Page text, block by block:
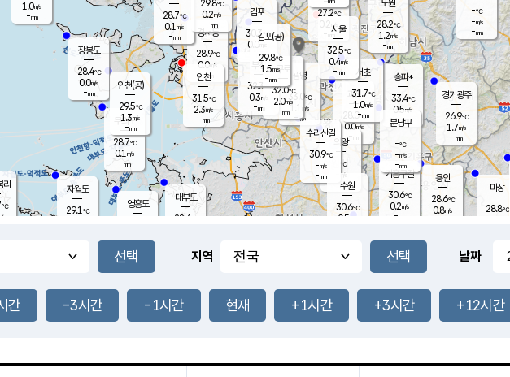
풍도
1.0m/s
무의도
28.7℃
0.1 m/s
-mm
영흥도
1.0m/s
-mm
자월도
29.1℃
과천
28.0℃
0.0m/s
- mm
장봉도
28.4℃
0.0m/s
-mm
-mm
-mm
용인
28.6℃
0.8m/s
경기광주
26.9℃
1.7m/s
-mm
27.7
℃
대부도
28.6
경서동
28.9℃
0.0m/s
-mm
28.7℃
0.1 m/s
-mm
-℃
-m/s
-mm
31.5℃
0.0m/s
-mm
마장
28.8℃
의왕
- ℃
m/s
mm
김포
30.3℃
0.0 m/s
mm
광명
33.0
℃
1.1 m/s
-mm
부천
32.3℃
0.3m/s
-mm
-mm
29.8℃
0.2m/s
-mm
구로
32.0℃
2.0m/s
-mm
27.2℃
0.2 m/s
- mm
노원
28.2℃
1.2m/s
-mm
송파*
33.4℃
0.5m/s
-mm
서초
31.7℃
1.0m/s
-mm
기흥구갈
30.6℃
0.2m/s
-
수리산길
30.9℃
-m/s
-mm
분당구
-℃
-m/s
-mm
리
℃
m/s
인천(공)
29.5℃
1.3m/s
-mm
김포(공)
29.8℃
1.5m/s
-mm
수원
30.6℃
0.5 m/s
인천
31.5℃
2.3m/s
-mm
서울
32.5℃
0.4m/s
-mm
지역 날짜
간 -3시간 -1시간 현재 +1시간 +3시간 +12시간